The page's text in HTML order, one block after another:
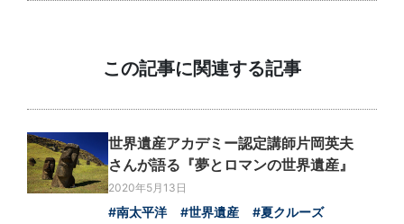
この記事に関連する記事
世界遺産アカデミー認定講師片岡英夫
さんが語る『夢とロマンの世界遺産』
2020年5月13日
#南太平洋 #世界遺産
#夏クルーズ